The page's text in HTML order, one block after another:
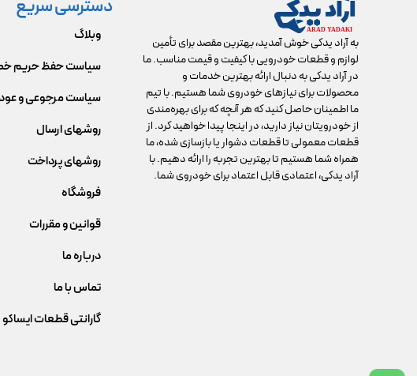
به آراد یدکی خوش آمدید، بهترین مقصد برای تأمین
لوازم و قطعات خودرویی با کیفیت و قیمت مناسب. ما
در آراد یدکی به دنبال ارائه بهترین خدمات و
محصولات برای نیازهای خودروی شما هستیم. با تیم
ما اطمینان حاصل کنید که هر آنچه که برای بهره‌مندی
از خودرویتان نیاز دارید، در اینجا پیدا خواهید کرد. از
قطعات معمولی تا قطعات دشوار یا بازسازی شده، ما
همراه شما هستیم تا بهترین تجربه را ارائه دهیم. با
آراد یدکی، اعتمادی قابل اعتماد برای خودروی شما.
دسترسی سریع
وبلاگ
سیاست حفظ حریم
سیاست مرجوعی و
روشهای ارسال
روشهای پرداخت
فروشگاه
قوانین و مقررات
درباره ما
تماس با ما
گارانتی قطعات ایساکو